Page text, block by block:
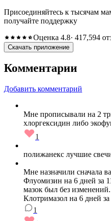
Присоединяйтесь к тысячам
получайте поддержку
Оценка 4.8· 417,594
Скачать приложение
Комментарии
Добавить комментарий
Мне прописывали на 2
хлоргексидин либо
1
полижанекс лучшие
Мне назначили сначала
Флуомизин на 6 дней за
мазок был без
Клотримазол на 6 дней
1